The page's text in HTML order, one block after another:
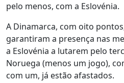
pelo menos, com a Eslovénia.
A Dinamarca, com oito
garantiram a presença nas
a Eslovénia a lutarem pelo
Noruega (menos um jogo),
com um, já estão afastados.